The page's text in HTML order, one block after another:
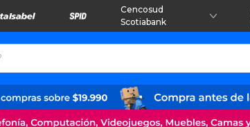
Cencosud
Scotiabank